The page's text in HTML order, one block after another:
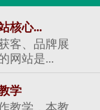
核心...
客、品牌展
网站是...
学